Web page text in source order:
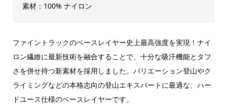
素材：100% ナイロン
ファイントラックのベースレイヤー史上最高強度を実現！ナイ
ロン繊維に最新技術を融合することで、十分な吸汗機能とタフ
さを併せ持つ新素材を採用しました。バリエーション登山やク
ライミングなどの本格志向の登山エキスパートに最適な、ハー
ドユース仕様のベースレイヤーです。